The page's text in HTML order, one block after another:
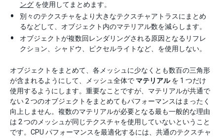
ング を使用してまとめます。
別々のテクスチャをより大きなテクスチャアトラスにまとめ
るなどして、オブジェクト内のマテリアル数を減らします。
オブジェクトが複数回レンダリングされる原因となるリフレ
クション、シャドウ、ピクセルライトなど、を使用しない。
オブジェクトをまとめて、各メッシュに少なくとも数百の三角形
が含まれるようにして、メッシュ全体で マテリアルを 1 つだけ
使用するようにします。重要なことですが、マテリアルが共通で
ない 2 つのオブジェクトをまとめてもパフォーマンスはまったく
向上しません。複数のマテリアルが必要となる最も一般的な理由
は 2 つのメッシュが同じテクスチャを使用していないということ
です。CPU パフォーマンスを最適化するには、共通のテクスチャ